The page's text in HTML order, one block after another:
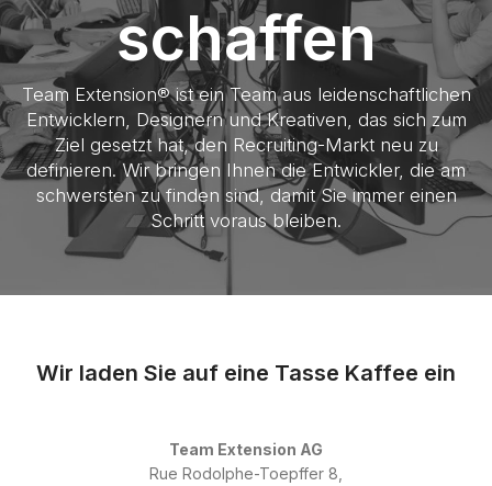
schaffen
Team Extension® ist ein Team aus leidenschaftlichen
Entwicklern, Designern und Kreativen, das sich zum
Ziel gesetzt hat, den Recruiting-Markt neu zu
definieren. Wir bringen Ihnen die Entwickler, die am
schwersten zu finden sind, damit Sie immer einen
Schritt voraus bleiben.
Wir laden Sie auf eine Tasse Kaffee ein
Team Extension AG
Rue Rodolphe-Toepffer 8,